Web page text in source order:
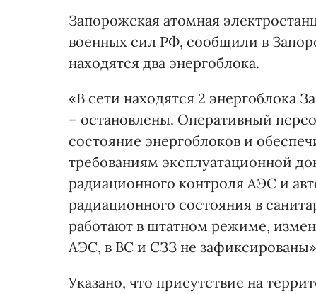
Запорожская атомная
военных сил РФ, сообщили в
находятся два энергоблока.
«В сети находятся 2 энергоблока
– остановлены. Оперативный
состояние энергоблоков и
требованиям эксплуатационной
радиационного контроля АЭС и
радиационного состояния в
работают в штатном режиме,
АЭС, в ВС и СЗЗ не
Указано, что присутствие на